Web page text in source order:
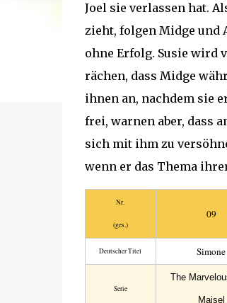
Joel sie verlassen hat.
zieht, folgen Midge und
ohne Erfolg. Susie wird
rächen, dass Midge
ihnen an, nachdem sie
frei, warnen aber, dass
sich mit ihm zu
wenn er das Thema
Nr.
(ges.)
09
Deutscher Titel Simone
Serie
The
Maisel